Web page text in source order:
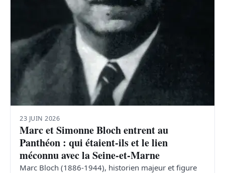
23 JUIN 2026
Marc et Simonne Bloch entrent au
Panthéon : qui étaient-ils et le lien
méconnu avec la Seine-et-Marne
Marc Bloch (1886-1944), historien majeur et figure